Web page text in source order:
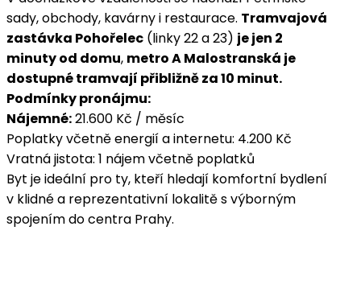
sady, obchody, kavárny i restaurace. Tramvajová
zastávka Pohořelec (linky 22 a 23) je jen 2
minuty od domu, metro A Malostranská je
dostupné tramvají přibližně za 10 minut.
Podmínky pronájmu:
Nájemné:21.600 Kč / měsíc
Poplatky včetně energií a internetu: 4.200 Kč
Vratná jistota: 1 nájem včetně poplatků
Byt je ideální pro ty, kteří hledají komfortní bydlení
v klidné a reprezentativní lokalitě s výborným
spojením do centra Prahy.